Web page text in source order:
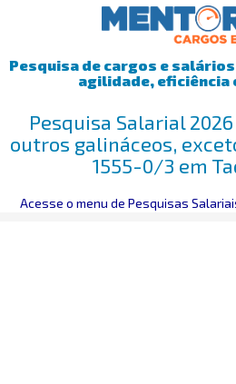
Pesquisa de cargos e
agilidade, eficiência
Pesquisa Salarial
outros galináceos,
1555-0/3 em
Mentoring>Pesquisa Salarial>
Acesse o menu de Pesquisas